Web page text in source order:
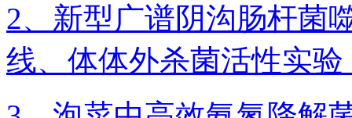
2、新型广谱阴沟肠杆菌
线、体体外杀菌活性实验